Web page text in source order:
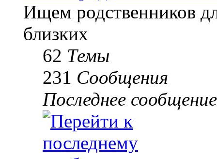
Ищем родственников
близких
62 Темы
231 Сообщения
Последнее сообщение